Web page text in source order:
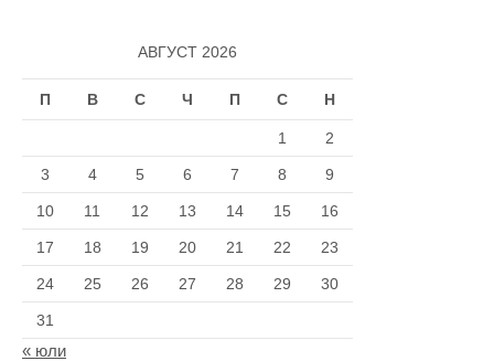
АВГУСТ 2026
П В С Ч П С Н
1 2
3 4 5 6 7 8 9
10 11 12 13 14 15 16
17 18 19 20 21 22 23
24 25 26 27 28 29 30
31
« юли